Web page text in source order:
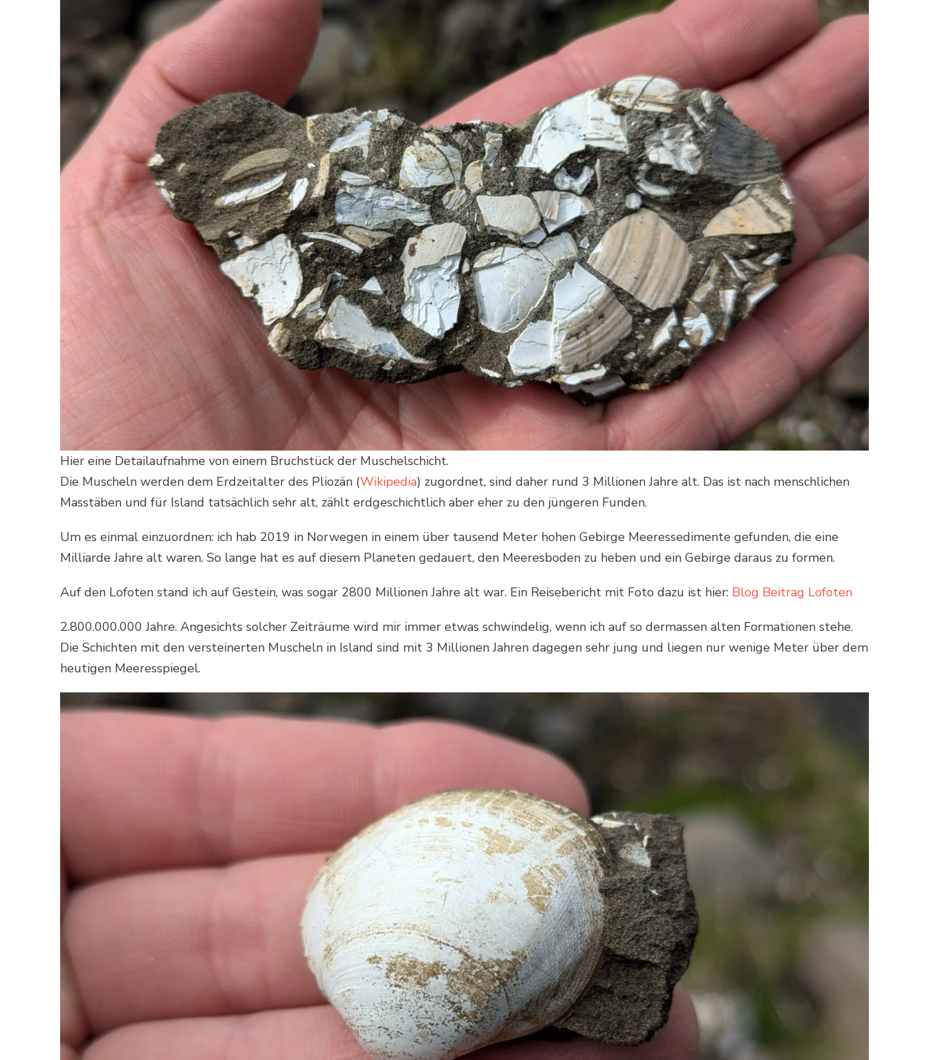
Hier eine Detailaufnahme von einem Bruchstück der Muschelschicht.
Die Muscheln werden dem Erdzeitalter des Pliozän (Wikipedia) zugordnet, sind daher rund 3 Millionen Jahre alt. Das ist nach menschlichen
Masstäben und für Island tatsächlich sehr alt, zählt erdgeschichtlich aber eher zu den jüngeren Funden.
Um es einmal einzuordnen: ich hab 2019 in Norwegen in einem über tausend Meter hohen Gebirge Meeressedimente gefunden, die eine
Milliarde Jahre alt waren. So lange hat es auf diesem Planeten gedauert, den Meeresboden zu heben und ein Gebirge daraus zu formen.
Auf den Lofoten stand ich auf Gestein, was sogar 2800 Millionen Jahre alt war. Ein Reisebericht mit Foto dazu ist hier: Blog Beitrag Lofoten
2.800.000.000 Jahre. Angesichts solcher Zeiträume wird mir immer etwas schwindelig, wenn ich auf so dermassen alten Formationen stehe.
Die Schichten mit den versteinerten Muscheln in Island sind mit 3 Millionen Jahren dagegen sehr jung und liegen nur wenige Meter über dem
heutigen Meeresspiegel.